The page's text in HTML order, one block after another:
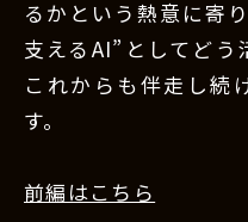
るかという熱意に寄
支えるAI”としてどう
これからも伴走し続
す。
前編はこちら